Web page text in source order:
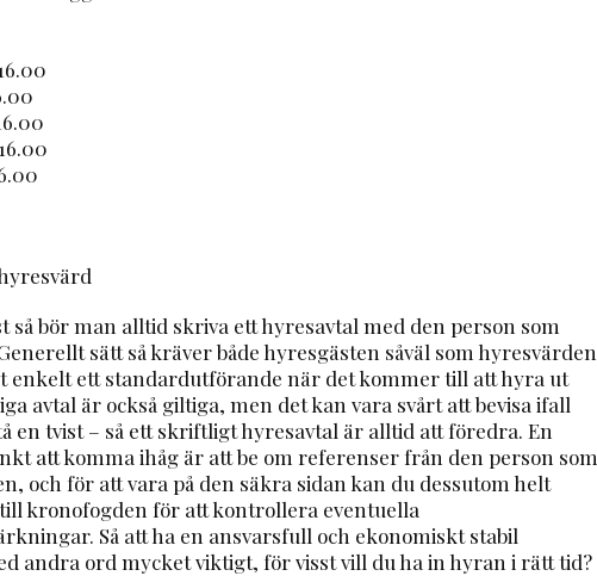
så bör man alltid skriva ett hyresavtal med den person som
sätt så kräver både hyresgästen såväl som hyresvärden
enkelt ett standardutförande när det kommer till att hyra ut
avtal är också giltiga, men det kan vara svårt att bevisa ifall
en tvist – så ett skriftligt hyresavtal är alltid att föredra. En
att komma ihåg är att be om referenser från den person som
och för att vara på den säkra sidan kan du dessutom helt
kronofogden för att kontrollera eventuella
Så att ha en ansvarsfull och ekonomiskt stabil
andra ord mycket viktigt, för visst vill du ha in hyran i rätt tid?